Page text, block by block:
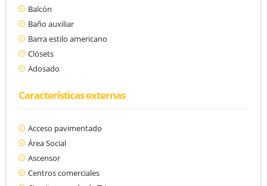
Balcón
Baño auxiliar
Barra estilo americano
Clósets
Adosado
Características externas
Acceso pavimentado
Área Social
Ascensor
Centros comerciales